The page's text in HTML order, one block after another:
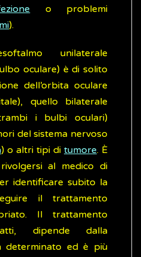
o problemi
).
unilaterale
oculare) è di solito
dell’orbita oculare
quello bilaterale
i bulbi oculari)
del sistema nervoso
) o altri tipi di tumore. È
al medico di
identificare subito la
il trattamento
Il trattamento
dipende dalla
determinato ed è più